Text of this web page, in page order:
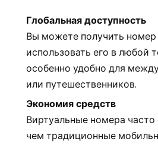
Глобальная доступность
Вы можете получить
использовать его в любой
особенно удобно для
или путешественников.
Экономия средств
Виртуальные номера
чем традиционные